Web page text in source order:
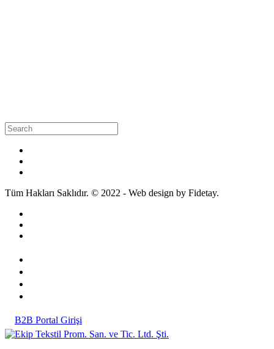
Tüm Hakları Saklıdır. © 2022 - Web design by Fidetay.
B2B Portal Girişi